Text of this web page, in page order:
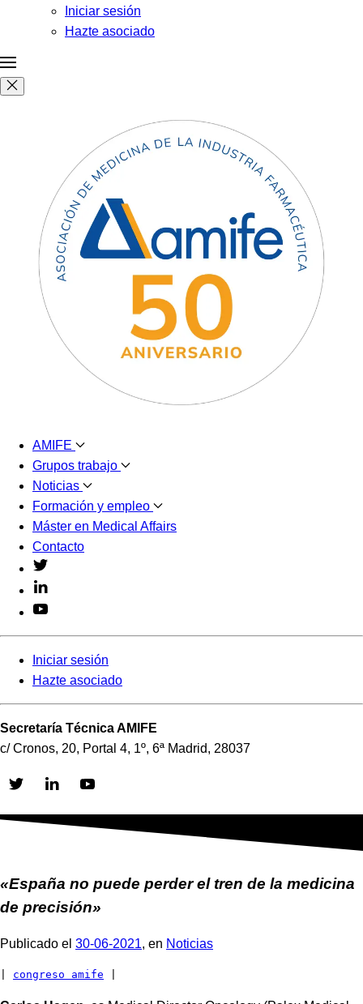
Iniciar sesión
Hazte asociado
AMIFE
Grupos trabajo
Noticias
Formación y empleo
Máster en Medical Affairs
Contacto
Iniciar sesión
Hazte asociado
Secretaría Técnica AMIFE
c/ Cronos, 20, Portal 4, 1º, 6ª Madrid, 28037
Skip
«España no puede perder el tren de la medicina
de precisión»
Publicado el 30-06-2021, en Noticias
congreso amife